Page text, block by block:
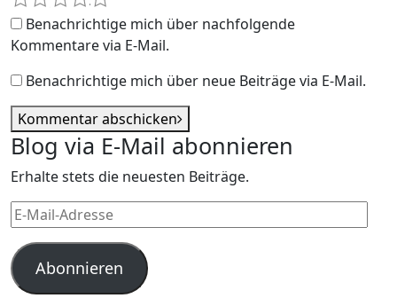
Benachrichtige mich über nachfolgende
Kommentare via E-Mail.
Benachrichtige mich über neue Beiträge via E-Mail.
Kommentar abschicken
Blog via E-Mail abonnieren
Erhalte stets die neuesten Beiträge.
E-
Mail-
Adresse
Abonnieren